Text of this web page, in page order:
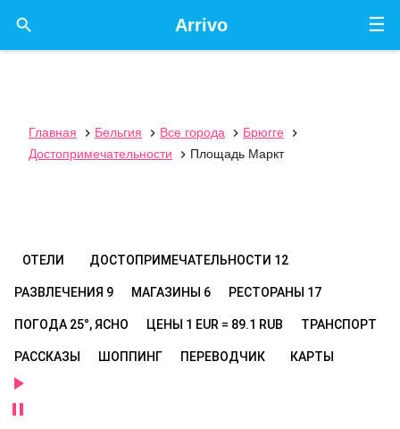
☰
Arrivo

Главная  Бельгия  Все города  Брюгге

Достопримечательности
 Площадь Маркт
ОТЕЛИ ДОСТОПРИМЕЧАТЕЛЬНОСТИ 12
РАЗВЛЕЧЕНИЯ 9 МАГАЗИНЫ 6 РЕСТОРАНЫ 17
ПОГОДА 25°, ЯСНО ЦЕНЫ 1 EUR = 89.1 RUB ТРАНСПОРТ
РАССКАЗЫ ШОППИНГ ПЕРЕВОДЧИК КАРТЫ

